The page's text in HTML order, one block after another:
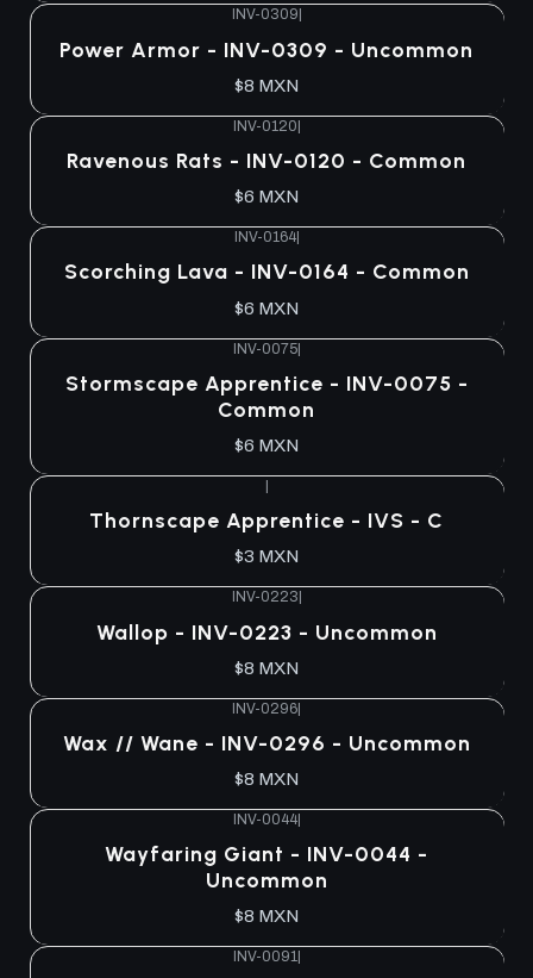
INV-0309
Power Armor - INV-0309 - Uncommon
$8 MXN
INV-0120|
Ravenous Rats - INV-0120 - Common
$6 MXN
INV-0164|
Scorching Lava - INV-0164 - Common
$6 MXN
INV-0075|
Stormscape Apprentice - INV-0075 -
Common
$6 MXN
Thornscape Apprentice - IVS - C
$3 MXN
INV-0223
Wallop - INV-0223 - Uncommon
$8 MXN
INV-0296|
Wax // Wane - INV-0296 - Uncommon
$8 MXN
INV-0044|
Wayfaring Giant - INV-0044 -
Uncommon
$8 MXN
INV-0091|